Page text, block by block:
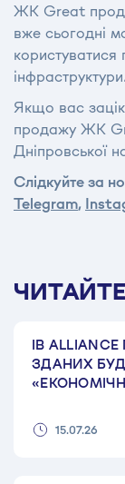
ЖК Great
вже сьогодні
користуватися
інфраструктури.
Якщо вас
продажу ЖК
Дніпровської
Слідкуйте за
Telegram,
IB
ЗДАНИХ
15.07.26